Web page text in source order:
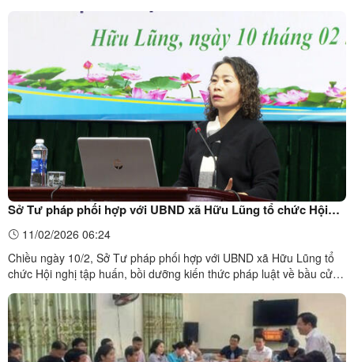
cháy 114”, tích hợp tài khoản An sinh xã ...
Sở Tư pháp phối hợp với UBND xã Hữu Lũng tổ chức Hội
nghị tập huấn, bồi dưỡng kiến thức pháp luật về bầu cử đại
biểu Quốc hội và đại biểu HĐND các cấp, nhiệm kỳ 2026-2031
11/02/2026 06:24
Chiều ngày 10/2, Sở Tư pháp phối hợp với UBND xã Hữu Lũng tổ
chức Hội nghị tập huấn, bồi dưỡng kiến thức pháp luật về bầu cử
Tham dự Hội nghị có các đồng chí Lãnh đạo đại diện UBND,
UBMTTQ và các tổ chức chính trị - xã hội xã; Công an ...